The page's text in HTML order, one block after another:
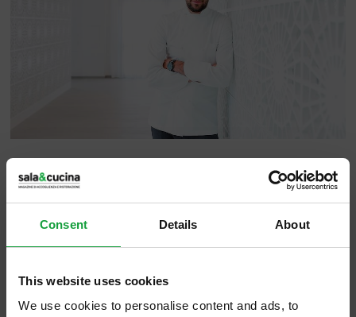
Consent Details About
This website uses cookies
We use cookies to personalise content and ads, to
Taglienti,
, piatti nitidi, definiti,
senza sbavature e voli pindarici, che
colpiscono mente e palato con la stessa
Lume, in un contesto di archeologia
industriale all’interno della ex fabbrica